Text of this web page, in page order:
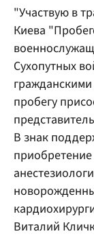
"Участвую в
Киева
Сухопутных
пробегу
В знак
Виталий